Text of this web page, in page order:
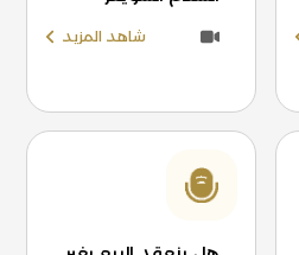
شاهد المزيد